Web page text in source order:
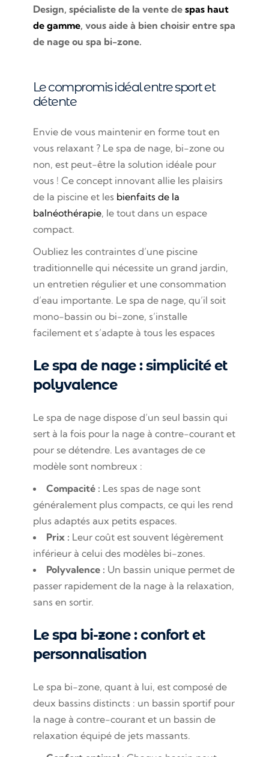
Design, spécialiste de la vente de spas haut
de gamme, vous aide à bien choisir entre spa
de nage ou spa bi-zone.
Le compromis idéal entre sport et
détente
Envie de vous maintenir en forme tout en
vous relaxant ? Le spa de nage, bi-zone ou
non, est peut-être la solution idéale pour
vous ! Ce concept innovant allie les plaisirs
de la piscine et les bienfaits de la
balnéothérapie, le tout dans un espace
compact.
Oubliez les contraintes d’une piscine
traditionnelle qui nécessite un grand jardin,
un entretien régulier et une consommation
d’eau importante. Le spa de nage, qu’il soit
mono-bassin ou bi-zone, s’installe
facilement et s’adapte à tous les espaces
Le spa de nage : simplicité et
polyvalence
Le spa de nage dispose d’un seul bassin qui
sert à la fois pour la nage à contre-courant et
pour se détendre. Les avantages de ce
modèle sont nombreux :
Compacité : Les spas de nage sont
généralement plus compacts, ce qui les rend
plus adaptés aux petits espaces.
Prix : Leur coût est souvent légèrement
inférieur à celui des modèles bi-zones.
Polyvalence : Un bassin unique permet de
passer rapidement de la nage à la relaxation,
sans en sortir.
Le spa bi-zone : confort et
personnalisation
Le spa bi-zone, quant à lui, est composé de
deux bassins distincts : un bassin sportif pour
la nage à contre-courant et un bassin de
relaxation équipé de jets massants.